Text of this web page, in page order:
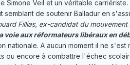
Simone Veil et un véritable
de soutenir Balladur en
Fillias, ex-candidat du
aux réformateurs libéraux en
nationale. A aucun moment il ne
encore à combattre l'échec